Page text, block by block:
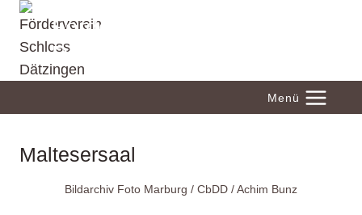
Zum
Inhalt
springen
Förderverein Schloss
Dätzingen
Menü
Maltesersaal
Bildarchiv Foto Marburg / CbDD / Achim Bunz